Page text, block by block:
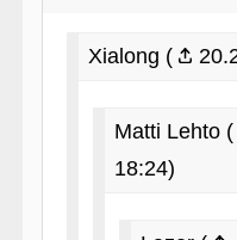
Xialong (
Matti Lehto (
18:24)